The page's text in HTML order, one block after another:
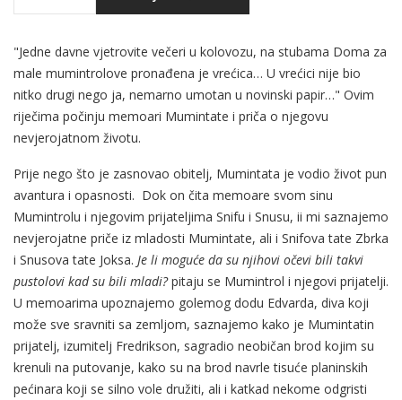
"Jedne davne vjetrovite večeri u kolovozu, na stubama Doma za
male mumintrolove pronađena je vrećica… U vrećici nije bio
nitko drugi nego ja, nemarno umotan u novinski papir…" Ovim
riječima počinju memoari Mumintate i priča o njegovu
nevjerojatnom životu.
Prije nego što je zasnovao obitelj, Mumintata je vodio život pun
avantura i opasnosti. Dok on čita memoare svom sinu
Mumintrolu i njegovim prijateljima Snifu i Snusu, ii mi saznajemo
nevjerojatne priče iz mladosti Mumintate, ali i Snifova tate Zbrka
i Snusova tate Joksa. Je li moguće da su njihovi očevi bili takvi
pustolovi kad su bili mladi?pitaju se Mumintrol i njegovi prijatelji.
U memoarima upoznajemo golemog dodu Edvarda, diva koji
može sve sravniti sa zemljom, saznajemo kako je Mumintatin
prijatelj, izumitelj Fredrikson, sagradio neobičan brod kojim su
krenuli na putovanje, kako su na brod navrle tisuće planinskih
pećinara koji se silno vole družiti, ali i katkad nekome odgristi